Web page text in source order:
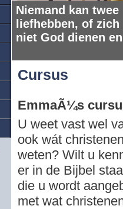
Niemand kan
liefhebben, of
niet God dienen
Cursus
EmmaÃ¼s
U weet vast wel
ook wát
weten? Wilt u
er in de Bijbel
die u wordt
met wat